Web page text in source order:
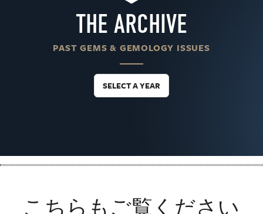
THE ARCHIVE
PAST GEMS & GEMOLOGY ISSUES
SELECT A YEAR
こちらもご覧ください